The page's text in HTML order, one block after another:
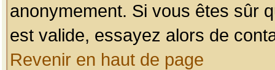
anonymement. Si vous êtes sûr
est valide, essayez alors de
Revenir en haut de page